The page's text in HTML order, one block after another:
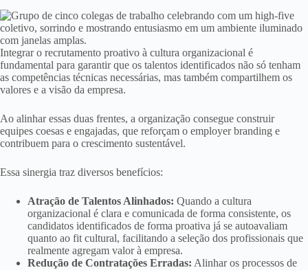
Integrar o recrutamento proativo à cultura organizacional é
fundamental para garantir que os talentos identificados não só tenham
as competências técnicas necessárias, mas também compartilhem os
valores e a visão da empresa.
Ao alinhar essas duas frentes, a organização consegue construir
equipes coesas e engajadas, que reforçam o employer branding e
contribuem para o crescimento sustentável.
Essa sinergia traz diversos benefícios:
Atração de Talentos Alinhados: Quando a cultura
organizacional é clara e comunicada de forma consistente, os
candidatos identificados de forma proativa já se autoavaliam
quanto ao fit cultural, facilitando a seleção dos profissionais que
realmente agregam valor à empresa.
Redução de Contratações Erradas: Alinhar os processos de